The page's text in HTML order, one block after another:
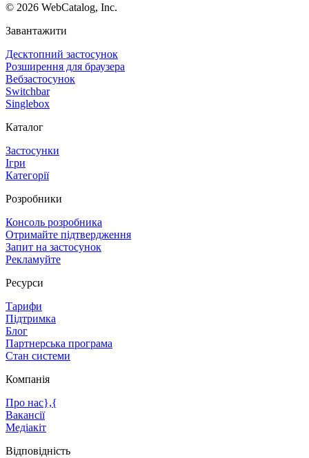
© 2026 WebCatalog, Inc.
Завантажити
Десктопний застосунок
Розширення для браузера
Вебзастосунок
Switchbar
Singlebox
Каталог
Застосунки
Ігри
Категорії
Розробники
Консоль розробника
Отримайте підтвердження
Запит на застосунок
Рекламуйте
Ресурси
Тарифи
Підтримка
Блог
Партнерська програма
Стан системи
Компанія
Про нас},{
Вакансії
Медіакіт
Відповідність